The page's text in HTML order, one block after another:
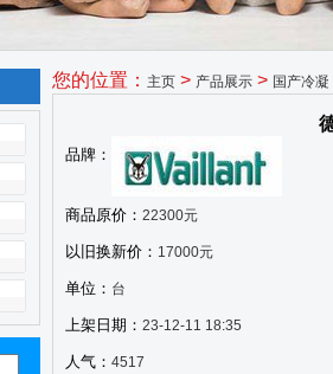
您的位置： 主页 > 产品展示 > 国产冷凝
品牌：
商品原价： 22300元
以旧换新价： 17000元
单位： 台
上架日期： 23-12-11 18:35
人气： 4517